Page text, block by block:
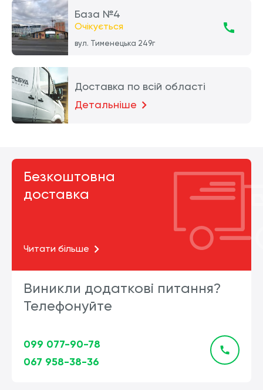
База №4
Очікується
вул. Тименецька 249г
Доставка по всій області
Детальніше
Безкоштовна
доставка
Читати більше
Виникли додаткові питання?
Телефонуйте
099 077-90-78
067 958-38-36